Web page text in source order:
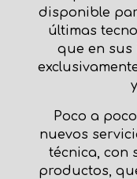
disponible
últimas
que en sus
Poco a
nuevos
técnica, con
productos,